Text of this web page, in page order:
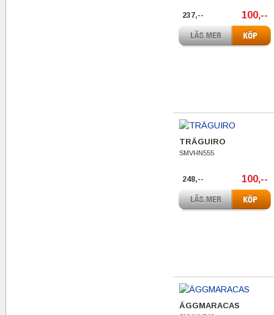
100,--
237,--
TRÄGUIRO
SMVHN555
100,--
248,--
ÄGGMARACAS